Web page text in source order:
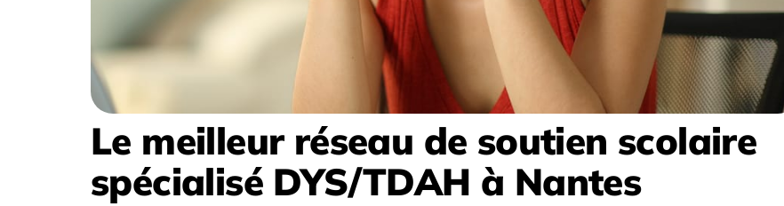
Le meilleur réseau de soutien scolaire
spécialisé DYS/TDAH à Nantes